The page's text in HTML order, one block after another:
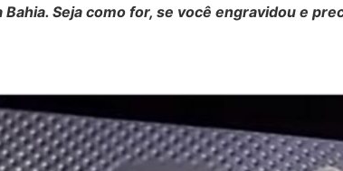
Seja como for, se você engravidou e